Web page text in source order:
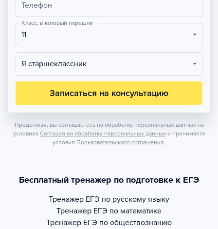
Телефон
Класс, в который перешли
11
Я старшеклассник
Записаться на консультацию
Продолжая, вы соглашаетесь на обработку персональных данных на
условиях Согласия на обработку персональных данных и принимаете
условия Пользовательского соглашения.
Бесплатный тренажер по подготовке к ЕГЭ
Тренажер ЕГЭ по русскому языку
Тренажер ЕГЭ по математике
Тренажер ЕГЭ по обществознанию